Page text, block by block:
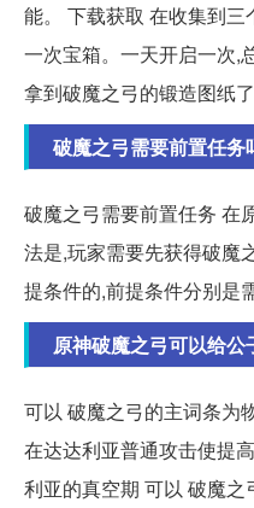
能。 下载获取 在收集到
一次宝箱。一天开启一次,
拿到破魔之弓的锻造图纸
破魔之弓需要前置任务
破魔之弓需要前置任务 在
法是,玩家需要先获得破魔
提条件的,前提条件分别是
原神破魔之弓可以给公
可以 破魔之弓的主词条为
在达达利亚普通攻击使提
利亚的真空期 可以 破魔之